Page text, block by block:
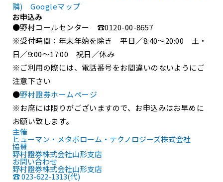
隣)Googleマップ
お申込み
●野村コールセンター ☎0120-00-8657
※受付時間：年末年始を除き 平日／8:40～20:00 土・
日／9:00～17:00 祝日／休み
※ご利用の際には、電話番号をお間違いのないようにご
注意下さい
●野村證券ホームページ
※お席には限りがございますので、お申込みはお早めに
お願い致します。
主催
ヒューマン・メタボローム・テクノロジーズ株式会社
協賛
野村證券株式会社山形支店
お問い合わせ
野村證券株式会社山形支店
☎ 023-622-1313(代)